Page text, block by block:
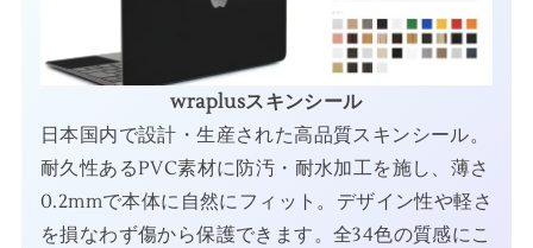
wraplusスキンシール
日本国内で設計・生産された高品質スキンシール。
耐久性あるPVC素材に防汚・耐水加工を施し、薄さ
0.2mmで本体に自然にフィット。デザイン性や軽さ
を損なわず傷から保護できます。全34色の質感にこ